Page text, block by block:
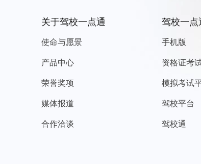
关于驾校一点通
使命与愿景
产品中心
荣誉奖项
媒体报道
合作洽谈
驾校一点
手机版
资格证考
模拟考试
驾校平台
驾校通